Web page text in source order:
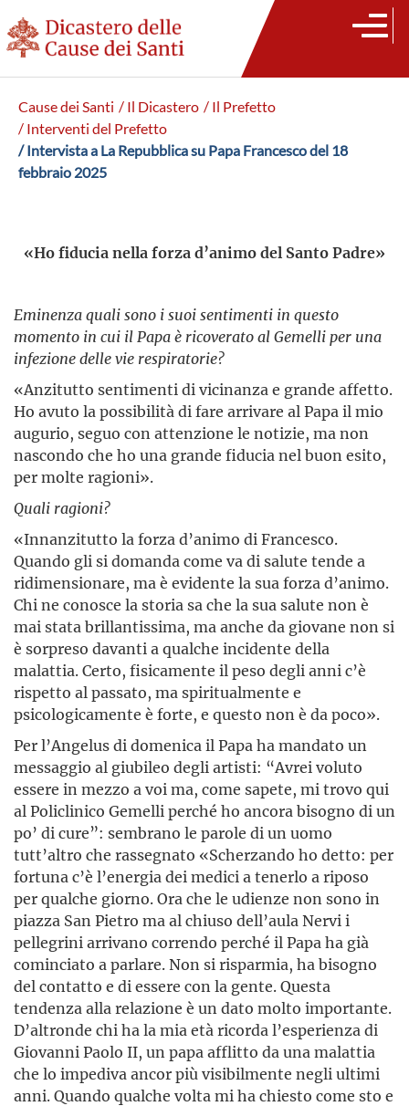
Cause dei Santi / Il Dicastero / Il Prefetto
/ Interventi del Prefetto
/ Intervista a La Repubblica su Papa Francesco del 18
febbraio 2025
«Ho fiducia nella forza d’animo del Santo Padre»
Eminenza quali sono i suoi sentimenti in questo
momento in cui il Papa è ricoverato al Gemelli per una
infezione delle vie respiratorie?
«Anzitutto sentimenti di vicinanza e grande affetto.
Ho avuto la possibilità di fare arrivare al Papa il mio
augurio, seguo con attenzione le notizie, ma non
nascondo che ho una grande fiducia nel buon esito,
per molte ragioni».
Quali ragioni?
«Innanzitutto la forza d’animo di Francesco.
Quando gli si domanda come va di salute tende a
ridimensionare, ma è evidente la sua forza d’animo.
Chi ne conosce la storia sa che la sua salute non è
mai stata brillantissima, ma anche da giovane non si
è sorpreso davanti a qualche incidente della
malattia. Certo, fisicamente il peso degli anni c’è
rispetto al passato, ma spiritualmente e
psicologicamente è forte, e questo non è da poco».
Per l’Angelus di domenica il Papa ha mandato un
messaggio al giubileo degli artisti: “Avrei voluto
essere in mezzo a voi ma, come sapete, mi trovo qui
al Policlinico Gemelli perché ho ancora bisogno di un
po’ di cure”: sembrano le parole di un uomo
tutt’altro che rassegnato «Scherzando ho detto: per
fortuna c’è l’energia dei medici a tenerlo a riposo
per qualche giorno. Ora che le udienze non sono in
piazza San Pietro ma al chiuso dell’aula Nervi i
pellegrini arrivano correndo perché il Papa ha già
cominciato a parlare. Non si risparmia, ha bisogno
del contatto e di essere con la gente. Questa
tendenza alla relazione è un dato molto importante.
D’altronde chi ha la mia età ricorda l’esperienza di
Giovanni Paolo II, un papa afflitto da una malattia
che lo impediva ancor più visibilmente negli ultimi
anni. Quando qualche volta mi ha chiesto come sto e